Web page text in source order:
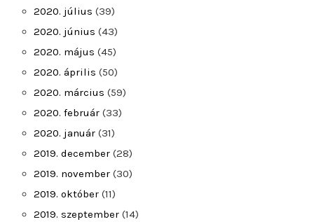
2020. július (39)
2020. június (43)
2020. május (45)
2020. április (50)
2020. március (59)
2020. február (33)
2020. január (31)
2019. december (28)
2019. november (30)
2019. október (11)
2019. szeptember (14)